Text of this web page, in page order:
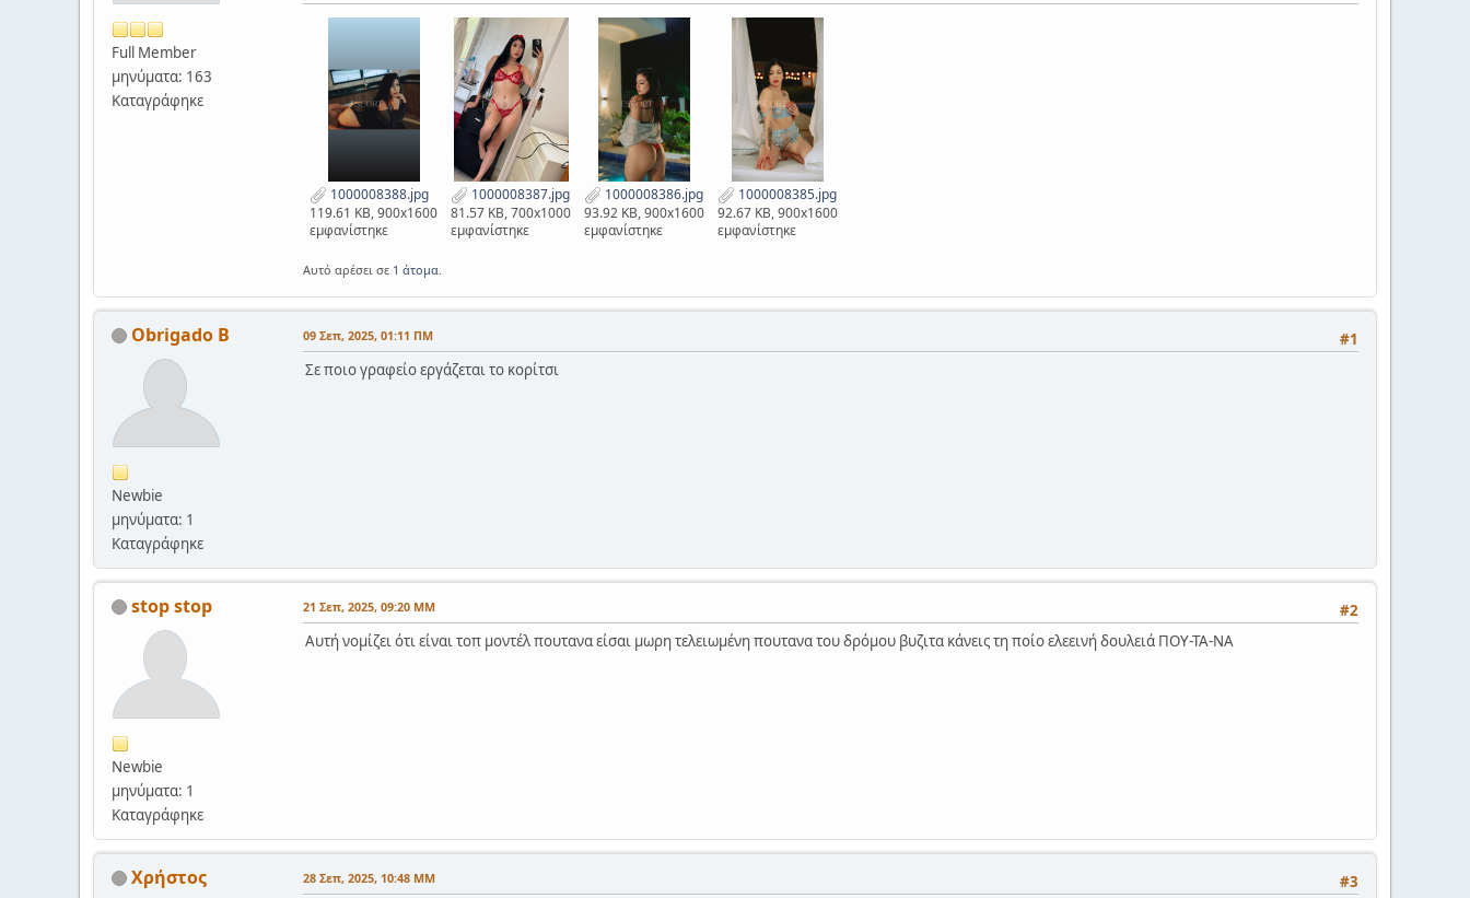
Full Member
μηνύματα: 163
Καταγράφηκε
1000008388.jpg
119.61 KB, 900x1600
εμφανίστηκε
1000008387.jpg
81.57 KB, 700x1000
εμφανίστηκε
1000008386.jpg
93.92 KB, 900x1600
εμφανίστηκε
1000008385.jpg
92.67 KB, 900x1600
εμφανίστηκε
Αυτό αρέσει σε 1 άτομα
Obrigado B
Newbie
μηνύματα: 1
Καταγράφηκε
#1
09 Σεπ, 2025, 01:11 ΠΜ
Σε ποιο γραφείο εργάζεται το κορίτσι
stop stop
Newbie
μηνύματα: 1
Καταγράφηκε
#2
21 Σεπ, 2025, 09:20 ΜΜ
Αυτή νομίζει ότι είναι τοπ μοντέλ πουτανα είσαι μωρη τελειωμένη πουτανα του δρόμου βυζιτα κάνεις τη ποίο ελεεινή δουλειά ΠΟΥ-ΤΑ-ΝΑ
Χρήστος #3
28 Σεπ, 2025, 10:48 ΜΜ